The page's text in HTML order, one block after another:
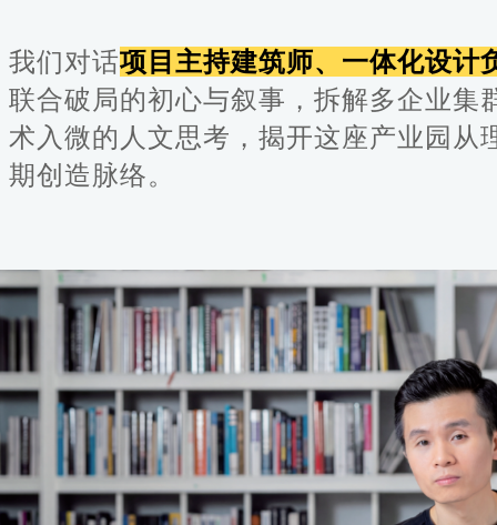
我们对话项目主持建筑师、一体化设计
联合破局的初心与叙事，拆解多企业集
术入微的人文思考，揭开这座产业园从
期创造脉络。